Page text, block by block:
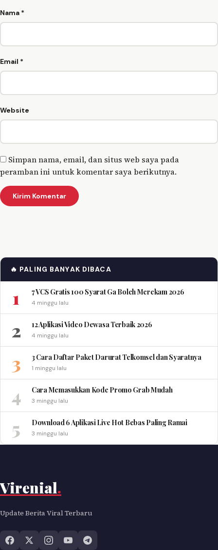
Nama *
Email *
Website
Simpan nama, email, dan situs web saya pada
peramban ini untuk komentar saya berikutnya.
🔥 PALING BANYAK DIBACA
1 7 VCS Gratis 100 Syarat Ga Boleh Merekam 2026
4 minggu lalu
2 12 Aplikasi Video Dewasa Terbaik 2026
4 minggu lalu
3 3 Cara Daftar Paket Darurat Telkomsel dan Syaratnya
1 minggu lalu
4 Cara Memasukkan Kode Promo Grab Mudah
3 minggu lalu
5 Download 6 Aplikasi Live Hot Bebas Paling Ramai
3 minggu lalu
Virenial.
Update Berita Viral Terbaru